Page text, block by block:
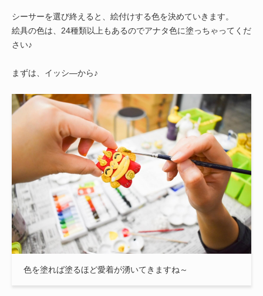
シーサーを選び終えると、絵付けする色を決めていきます。
絵具の色は、24種類以上もあるのでアナタ色に塗っちゃってくだ
さい♪
まずは、イッシ―から♪
色を塗れば塗るほど愛着が湧いてきますね～